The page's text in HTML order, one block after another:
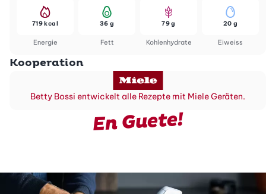
Energie
719 kcal
Fett
36 g
Kohlenhydrate
79 g
Eiweiss
20 g
Kooperation
Betty Bossi entwickelt alle Rezepte mit Miele Geräten.
En Guete!